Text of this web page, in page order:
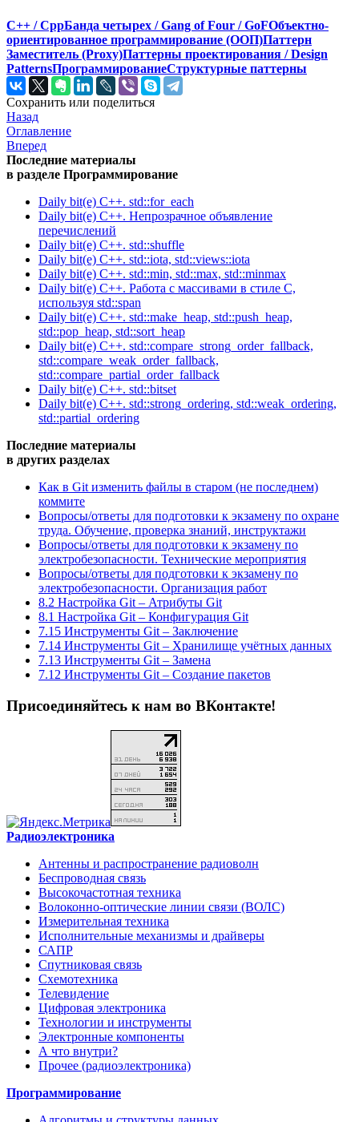
C++ / CppБанда четырех / Gang of Four / GoFОбъектно-
ориентированное программирование (ООП)Паттерн
Заместитель (Proxy)Паттерны проектирования / Design
PatternsПрограммированиеСтруктурные паттерны
Сохранить или поделиться
Назад
Оглавление
Вперед
Последние материалы
в разделе Программирование
Daily bit(e) C++. std::for_each
Daily bit(e) C++. Непрозрачное объявление
перечислений
Daily bit(e) C++. std::shuffle
Daily bit(e) C++. std::iota, std::views::iota
Daily bit(e) C++. std::min, std::max, std::minmax
Daily bit(e) C++. Работа с массивами в стиле C,
используя std::span
Daily bit(e) C++. std::make_heap, std::push_heap,
std::pop_heap, std::sort_heap
Daily bit(e) C++. std::compare_strong_order_fallback,
std::compare_weak_order_fallback,
std::compare_partial_order_fallback
Daily bit(e) C++. std::bitset
Daily bit(e) C++. std::strong_ordering, std::weak_ordering,
std::partial_ordering
Последние материалы
в других разделах
Как в Git изменить файлы в старом (не последнем)
коммите
Вопросы/ответы для подготовки к экзамену по охране
труда. Обучение, проверка знаний, инструктажи
Вопросы/ответы для подготовки к экзамену по
электробезопасности. Технические мероприятия
Вопросы/ответы для подготовки к экзамену по
электробезопасности. Организация работ
8.2 Настройка Git – Атрибуты Git
8.1 Настройка Git – Конфигурация Git
7.15 Инструменты Git – Заключение
7.14 Инструменты Git – Хранилище учётных данных
7.13 Инструменты Git – Замена
7.12 Инструменты Git – Создание пакетов
Присоединяйтесь к нам во ВКонтакте!
Радиоэлектроника
Антенны и распространение радиоволн
Беспроводная связь
Высокочастотная техника
Волоконно-оптические линии связи (ВОЛС)
Измерительная техника
Исполнительные механизмы и драйверы
САПР
Спутниковая связь
Схемотехника
Телевидение
Цифровая электроника
Технологии и инструменты
Электронные компоненты
А что внутри?
Прочее (радиоэлектроника)
Программирование